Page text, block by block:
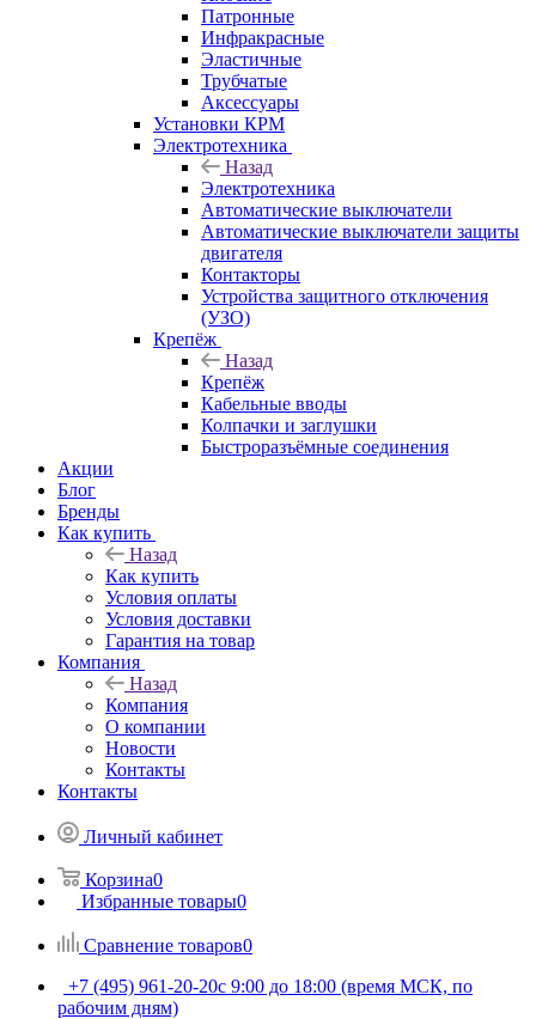
Патронные
Инфракрасные
Эластичные
Трубчатые
Аксессуары
Установки КРМ
Электротехника
Назад
Электротехника
Автоматические выключатели
Автоматические выключатели защиты
двигателя
Контакторы
Устройства защитного отключения
(УЗО)
Крепёж
Назад
Крепёж
Кабельные вводы
Колпачки и заглушки
Быстроразъёмные соединения
Акции
Блог
Бренды
Как купить
Назад
Как купить
Условия оплаты
Условия доставки
Гарантия на товар
Компания
Назад
Компания
О компании
Новости
Контакты
Контакты
Личный кабинет
Корзина0
Избранные товары0
Сравнение товаров0
+7 (495) 961-20-20с 9:00 до 18:00 (время МСК, по
рабочим дням)